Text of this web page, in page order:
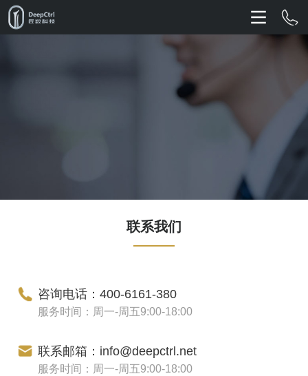
联系我们
咨询电话：400-6161-380
服务时间：周一-周五9:00-18:00
联系邮箱：info@deepctrl.net
服务时间：周一-周五9:00-18:00